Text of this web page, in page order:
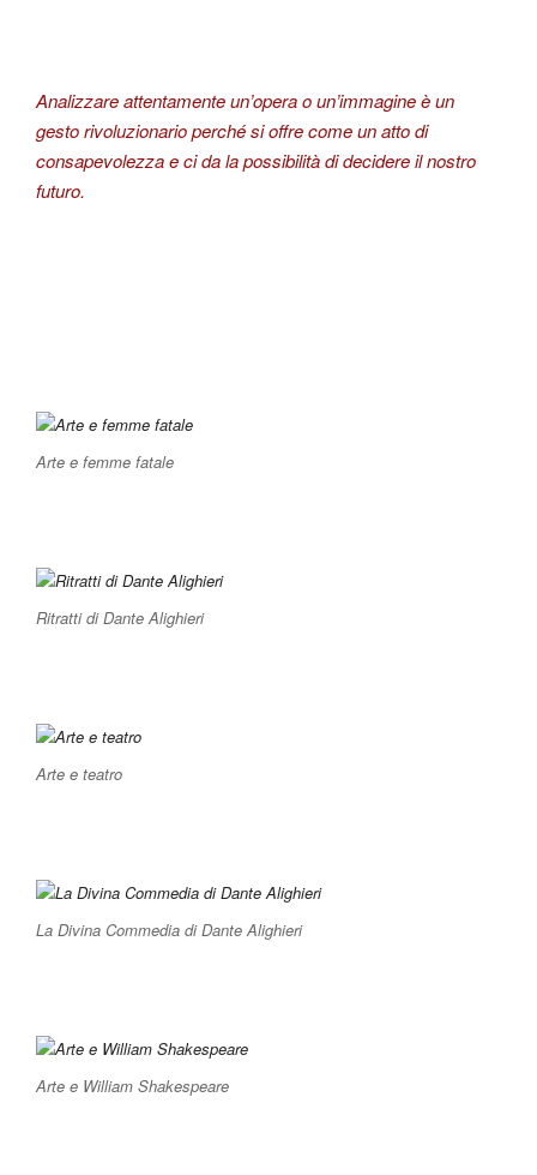
Analizzare attentamente un’opera o un’immagine è un
gesto rivoluzionario perché si offre come un atto di
consapevolezza e ci da la possibilità di decidere il nostro
futuro.
Arte e femme fatale
Ritratti di Dante Alighieri
Arte e teatro
La Divina Commedia di Dante Alighieri
Arte e William Shakespeare